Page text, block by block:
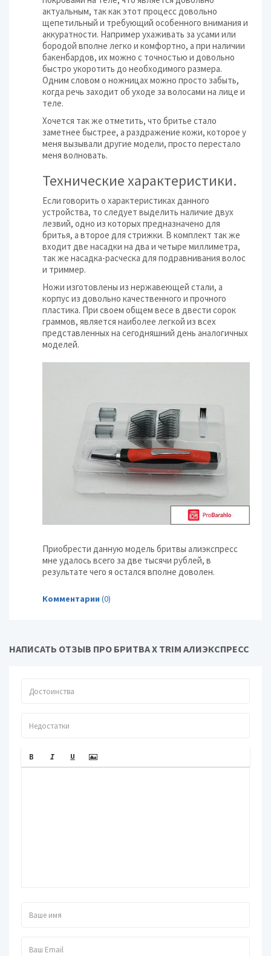
актуальным, так как этот процесс довольно
щепетильный и требующий особенного внимания и
аккуратности. Например ухаживать за усами или
бородой вполне легко и комфортно, а при наличии
бакенбардов, их можно с точностью и довольно
быстро укоротить до необходимого размера.
Одним словом о ножницах можно просто забыть,
когда речь заходит об уходе за волосами на лице и
теле.
Хочется так же отметить, что бритье стало
заметнее быстрее, а раздражение кожи, которое у
меня вызывали другие модели, просто перестало
меня волновать.
Технические характеристики.
Если говорить о характеристиках данного
устройства, то следует выделить наличие двух
лезвий, одно из которых предназначено для
бритья, а второе для стрижки. В комплект так же
входит две насадки на два и четыре миллиметра,
так же насадка-расческа для подравнивания волос
и триммер.
Ножи изготовлены из нержавеющей стали, а
корпус из довольно качественного и прочного
пластика. При своем общем весе в двести сорок
граммов, является наиболее легкой из всех
представленных на сегодняшний день аналогичных
моделей.
Приобрести данную модель бритвы алиэкспресс
мне удалось всего за две тысячи рублей, в
результате чего я остался вполне доволен.
Комментарии (0)
НАПИСАТЬ ОТЗЫВ ПРО БРИТВА X TRIM АЛИЭКСПРЕСС